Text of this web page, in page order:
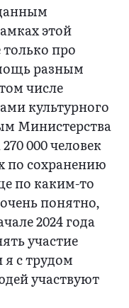
этой
про
разным
числе
культурного
Министерства
000 человек
по сохранению
по каким-то
понятно,
2024 года
участие
я с трудом
участвуют